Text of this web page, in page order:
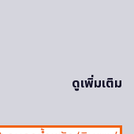
ดูเพิ่มเติม